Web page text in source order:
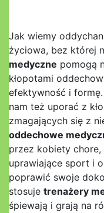
Jak wiemy
życiowa, bez której
medyczne pomogą
kłopotami
efektywność i formę.
nam też uporać z
zmagających się z
oddechowe
przez kobiety
uprawiające sport i
poprawić swoje
stosuje trenażery
śpiewają i grają na